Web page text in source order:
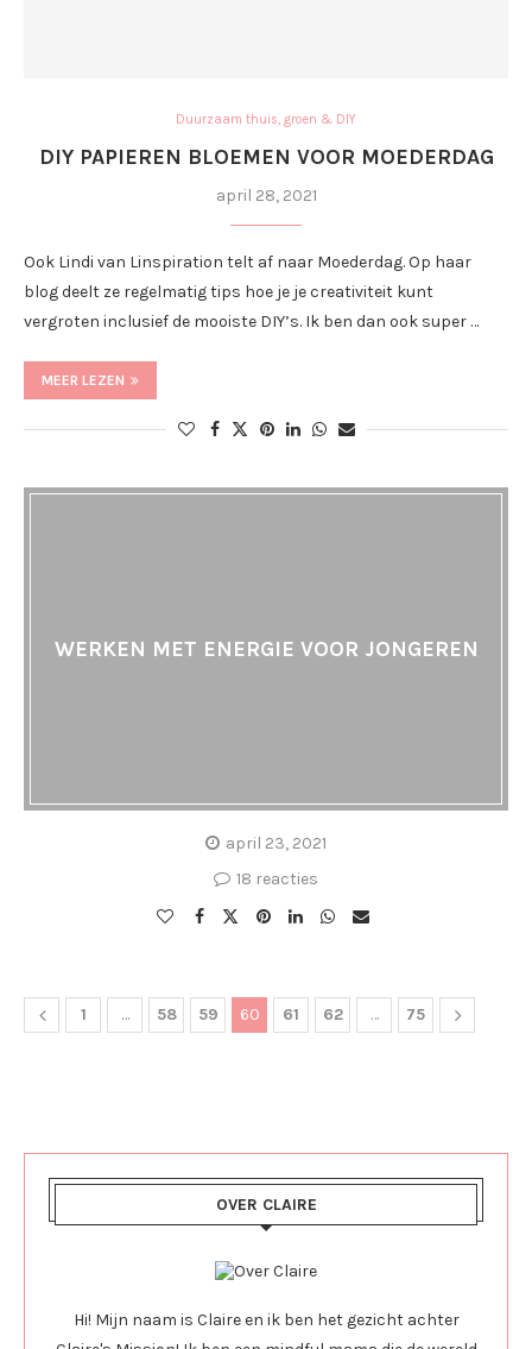
Duurzaam thuis, groen & DIY
DIY PAPIEREN BLOEMEN VOOR MOEDERDAG
april 28, 2021
Ook Lindi van Linspiration telt af naar Moederdag. Op haar
blog deelt ze regelmatig tips hoe je je creativiteit kunt
vergroten inclusief de mooiste DIY’s. Ik ben dan ook super …
MEER LEZEN
WERKEN MET ENERGIE VOOR JONGEREN
april 23, 2021
18 reacties
1 … 58 59 60 61 62 … 75
OVER CLAIRE
Hi! Mijn naam is Claire en ik ben het gezicht achter